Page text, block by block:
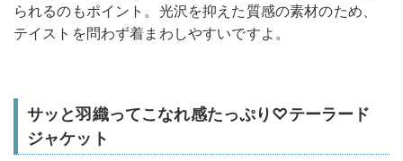
られるのもポイント。光沢を抑えた質感の素材のため、
テイストを問わず着まわしやすいですよ。
サッと羽織ってこなれ感たっぷり♡テーラード
ジャケット